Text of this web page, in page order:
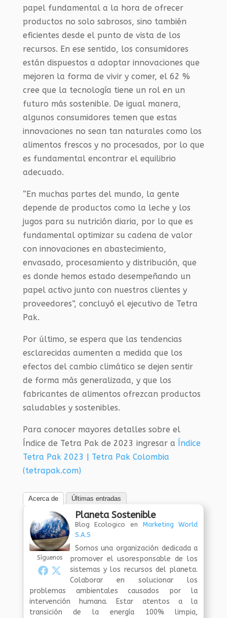
papel fundamental a la hora de ofrecer
productos no solo sabrosos, sino también
eficientes desde el punto de vista de los
recursos. En ese sentido, los consumidores
están dispuestos a adoptar innovaciones que
mejoren la forma de vivir y comer, el 62 %
cree que la tecnología tiene un rol en un
futuro más sostenible. De igual manera,
algunos consumidores temen que estas
innovaciones no sean tan naturales como los
alimentos frescos y no procesados, por lo que
es fundamental encontrar el equilibrio
adecuado.
“En muchas partes del mundo, la gente
depende de productos como la leche y los
jugos para su nutrición diaria, por lo que es
fundamental optimizar su cadena de valor
con innovaciones en abastecimiento,
envasado, procesamiento y distribución, que
es donde hemos estado desempeñando un
papel activo junto con nuestros clientes y
proveedores”, concluyó el ejecutivo de Tetra
Pak.
Por último, se espera que las tendencias
esclarecidas aumenten a medida que los
efectos del cambio climático se dejen sentir
de forma más generalizada, y que los
fabricantes de alimentos ofrezcan productos
saludables y sostenibles.
Para conocer mayores detalles sobre el
Índice de Tetra Pak de 2023 ingresar a
Índice
Tetra Pak 2023 | Tetra Pak Colombia
(tetrapak.com)
Acerca de Últimas entradas
Síguenos
Planeta Sostenible
Blog Ecologico en Marketing World
S.A.S
Somos una organización dedicada a
promover el usoresponsable de los
sistemas y los recursos del planeta.
Colaborar en solucionar los
problemas ambientales causados por la
intervención humana. Estar atentos a la
transición de la energía 100% limpia,